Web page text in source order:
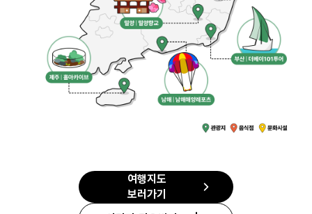
여행지도
보러가기